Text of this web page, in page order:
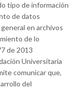
tipo de información
de datos
en archivos
de lo
de 2013
Universitaria
comunicar que,
del